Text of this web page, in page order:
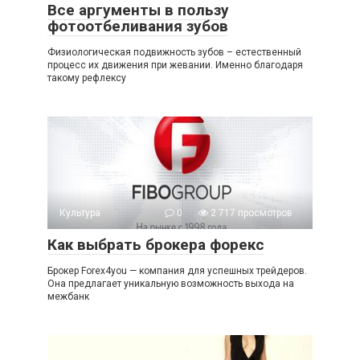
Все аргументы в пользу
фотоотбеливания зубов
Физиологическая подвижность зубов – естественный
процесс их движения при жевании. Именно благодаря
такому рефлексу
Культура 0 2 717 просмотров
Как выбрать брокера форекс
Брокер Forex4you — компания для успешных трейдеров.
Она предлагает уникальную возможность выхода на
межбанк